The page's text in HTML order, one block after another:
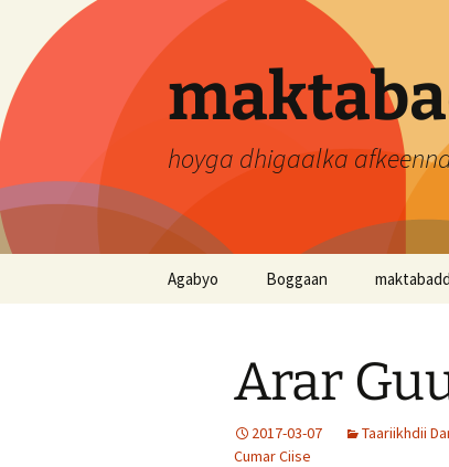
content
hoyga dhigaalka
Agabyo Boggaan
Arar
2017-03-07 Taariikhdii
Cumar Ciise